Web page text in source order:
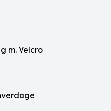
m. Velcro